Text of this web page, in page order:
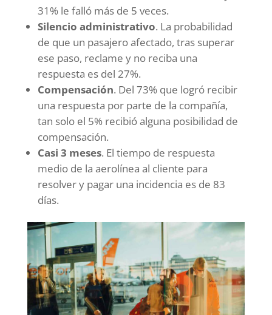
31% le falló más de 5 veces.
Silencio administrativo. La probabilidad
de que un pasajero afectado, tras superar
ese paso, reclame y no reciba una
respuesta es del 27%.
Compensación. Del 73% que logró recibir
una respuesta por parte de la compañía,
tan solo el 5% recibió alguna posibilidad de
compensación.
Casi 3 meses. El tiempo de respuesta
medio de la aerolínea al cliente para
resolver y pagar una incidencia es de 83
días.